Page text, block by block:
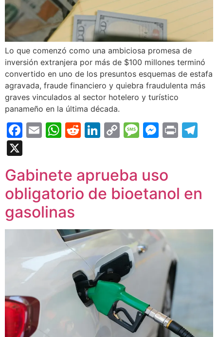
Lo que comenzó como una ambiciosa promesa de
inversión extranjera por más de $100 millones terminó
convertido en uno de los presuntos esquemas de estafa
agravada, fraude financiero y quiebra fraudulenta más
graves vinculados al sector hotelero y turístico
panameño en la última década.
Facebook
EmailWhatsApp
Reddit
LinkedIn
CopyMessage
Print
Gabinete aprueba uso
obligatorio de bioetanol en
gasolinas